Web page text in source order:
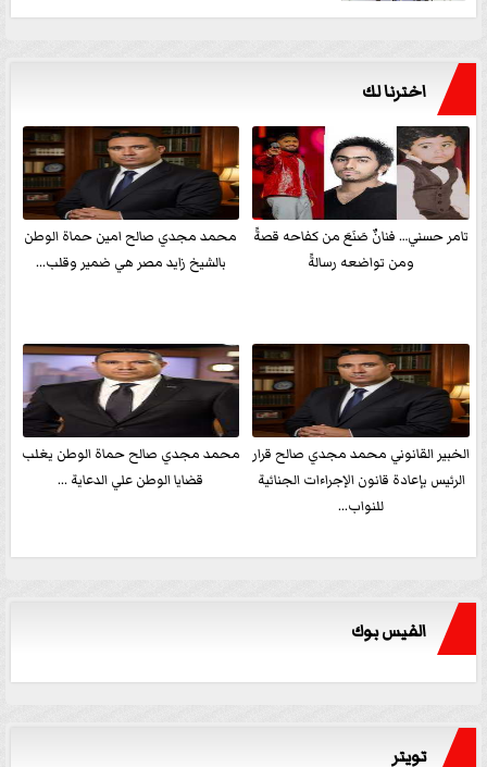
اخترنا لك
تامر حسني… فنانٌ صَنَعَ من كفاحه قصةً
ومن تواضعه رسالةً
محمد مجدي صالح امين حماة الوطن
بالشيخ زايد مصر هي ضمير وقلب...
الخبير القانوني محمد مجدي صالح قرار
الرئيس بإعادة قانون الإجراءات الجنائية
للنواب...
محمد مجدي صالح حماة الوطن يغلب
قضايا الوطن علي الدعاية ...
الفيس بوك
تويتر